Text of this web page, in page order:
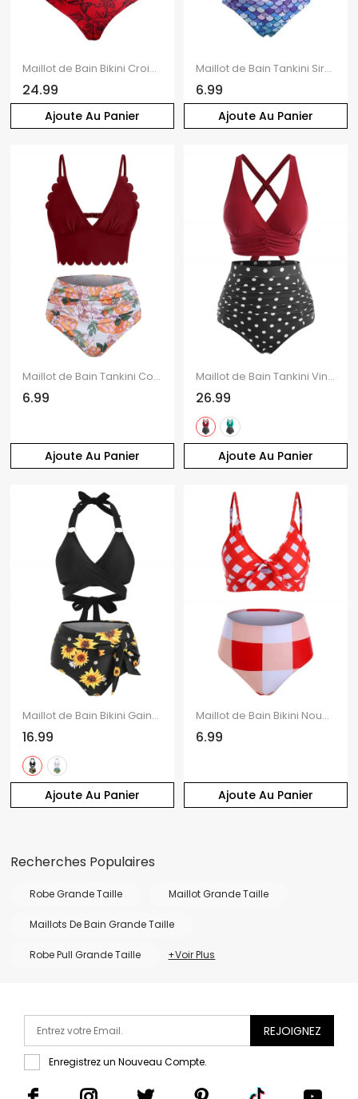
Ajoute Au Panier
Maillot de Bain Bikini Croisé Rose Imprimée à Taille Haute à Armature Saint-Valentin
24.99
Ajoute Au Panier
Maillot de Bain Tankini Sirène Gainant Noué à Imprimé Ecale de Poisson à Volants à Taille Haute
6.99
Ajoute Au Panier
Maillot de Bain Tankini Contrôle du Ventre Festonné à Imprimé Fleuri à Taille Haute de Plage
6.99
Ajoute Au Panier
Maillot de Bain Tankini Vintage Gainant Plissé à Taille Haute à Pois de Vacance
26.99
Ajoute Au Panier
Maillot de Bain Bikini Gainant Tournesol Noué à Taille Haute de Vacance de Plage
16.99
Ajoute Au Panier
Maillot de Bain Bikini Noué en Avant à Carreaux à Taille Haute
6.99
Recherches Populaires
Robe Grande Taille Maillot Grande Taille
Maillots De Bain Grande Taille
Robe Pull Grande Taille +Voir Plus
REJOIGNEZ
Enregistrez un Nouveau Compte.